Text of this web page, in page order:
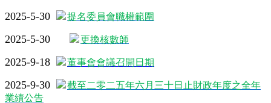
2025-5-30 提名委員會職權範圍
2025-5-30 更換核數師
2025-9-18 董事會會議召開日期
2025-9-30
截至二零二五年六月三十日止財政年度之全年
業績公告